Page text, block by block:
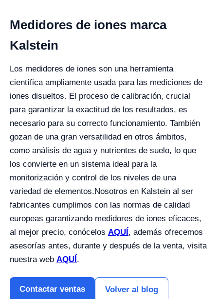
Medidores de iones marca
Kalstein
Los medidores de iones son una herramienta
científica ampliamente usada para las mediciones de
iones disueltos. El proceso de calibración, crucial
para garantizar la exactitud de los resultados, es
necesario para su correcto funcionamiento. También
gozan de una gran versatilidad en otros ámbitos,
como análisis de agua y nutrientes de suelo, lo que
los convierte en un sistema ideal para la
monitorización y control de los niveles de una
variedad de elementos.Nosotros en Kalstein al ser
fabricantes cumplimos con las normas de calidad
europeas garantizando medidores de iones eficaces,
al mejor precio, conócelos AQUÍ, además ofrecemos
asesorías antes, durante y después de la venta, visita
nuestra web AQUÍ.
Contactar ventas Volver al blog